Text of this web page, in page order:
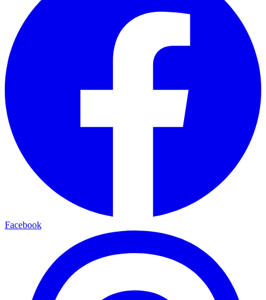
Facebook